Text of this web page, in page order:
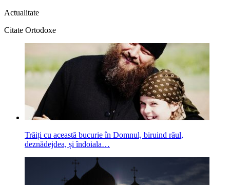
Actualitate
Citate Ortodoxe
Trăiți cu această bucurie în Domnul, biruind răul,
deznădejdea, și îndoiala…